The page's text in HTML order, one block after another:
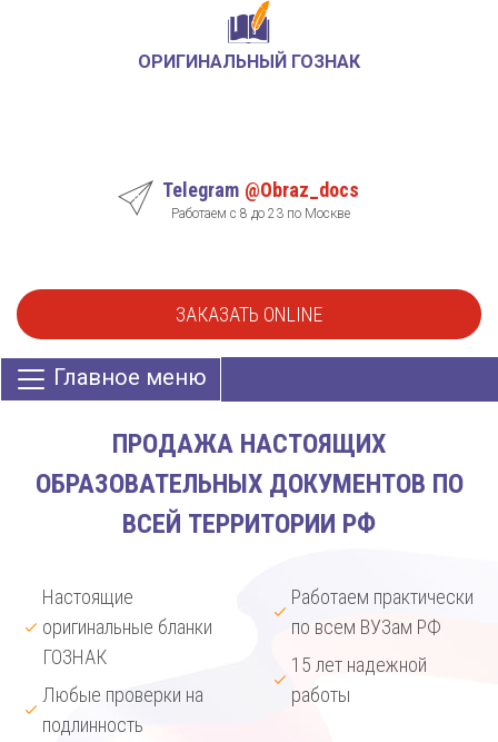
ОРИГИНАЛЬНЫЙ ГОЗНАК
Telegram @Obraz_docs
Работаем с 8 до 23 по Москве
ЗАКАЗАТЬ ONLINE
Главное меню
ПРОДАЖА НАСТОЯЩИХ
ОБРАЗОВАТЕЛЬНЫХ ДОКУМЕНТОВ ПО
ВСЕЙ ТЕРРИТОРИИ РФ
Настоящие
оригинальные бланки
ГОЗНАК
Любые проверки на
подлинность
Работаем практически
по всем ВУЗам РФ
15 лет надежной
работы